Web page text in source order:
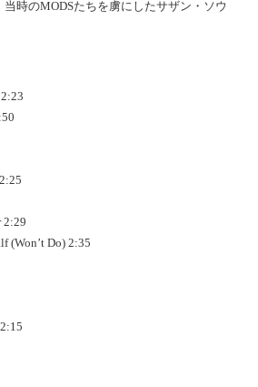
当時のMODSたちを虜にしたサザン・ソウ
2:29
(Won’t Do) 2:35